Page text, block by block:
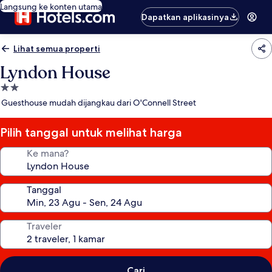
Langsung ke konten utama
Dapatkan aplikasinya
Lihat semua properti
Lyndon House
Properti
bintang
Guesthouse mudah dijangkau dari O'Connell Street
Pilih tanggal untuk melihat harga
Ke mana?
Tanggal
Traveler